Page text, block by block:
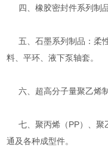
四、橡胶密封件系列制品
五、石墨系列制品：柔
料、平环、液下泵轴套。
六、超高分子量聚乙烯
七、聚丙烯（PP）、聚
通及各种成型件。